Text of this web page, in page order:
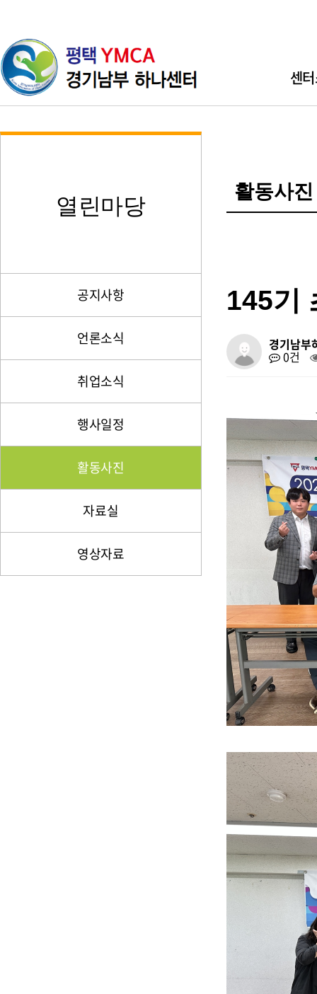
센
직원소개
열린마당
공지사항
언론소식
취업소식
행사일정
활동사진
자료실
영상자료
활동사진
145기
경기남부
0건